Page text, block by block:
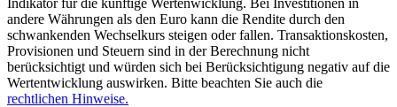
andere Währungen als den Euro kann die Rendite durch den
schwankenden Wechselkurs steigen oder fallen. Transaktionskosten,
Provisionen und Steuern sind in der Berechnung nicht
berücksichtigt und würden sich bei Berücksichtigung negativ auf die
Wertentwicklung auswirken. Bitte beachten Sie auch die
rechtlichen Hinweise.